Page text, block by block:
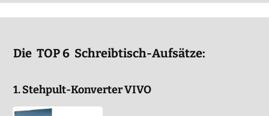
Die TOP 6 Schreibtisch-Aufsätze:
1. Stehpult-Konverter VIVO